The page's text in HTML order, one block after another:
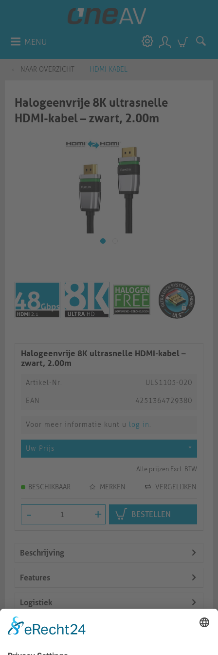
MENU
NAAR OVERZICHT HDMI KABEL
Halogeenvrije 8K ultrasnelle
HDMI-kabel – zwart, 2.00m​​​​​​​
Halogeenvrije 8K ultrasnelle HDMI-kabel –
zwart, 2.00m​​​​​​​
Artikel-Nr. ULS1105-020
EAN 4251364729380
Voor meer informatie kunt u log in.
Uw Prijs *
Alle prijzen Excl. BTW
BESCHIKBAAR MERKEN VERGELIJKEN
- + BESTELLEN
Beschrijving
Features
Logistiek
Dokumente
Vergelijkbare producten